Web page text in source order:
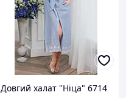
Довгий халат "Ніца" 6714